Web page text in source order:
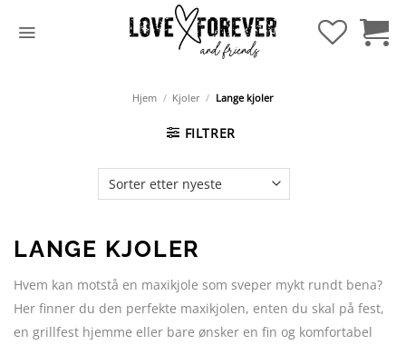
Hjem / Kjoler / Lange kjoler
FILTRER
LANGE KJOLER
Hvem kan motstå en maxikjole som sveper mykt rundt bena?
Her finner du den perfekte maxikjolen, enten du skal på fest,
en grillfest hjemme eller bare ønsker en fin og komfortabel